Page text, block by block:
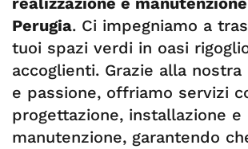
Perugia. Ci impegniamo a
tuoi spazi verdi in oasi
accoglienti. Grazie alla nostra
e passione, offriamo servizi
progettazione, installazione e
manutenzione, garantendo